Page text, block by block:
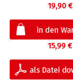
19,90 €
15,99 €